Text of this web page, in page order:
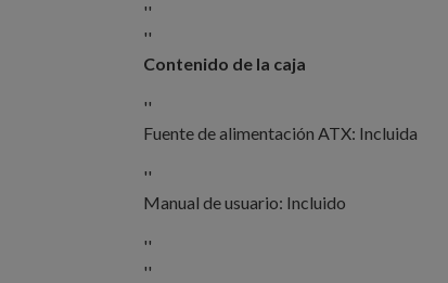
''
''
Contenido de la caja
''
Fuente de alimentación ATX: Incluida
''
Manual de usuario: Incluido
''
''